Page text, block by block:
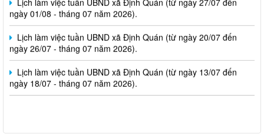
ngày 01/08 - tháng 07 năm 2026).
Lịch làm việc tuần UBND xã Định Quán (từ ngày 20/07 đến
ngày 26/07 - tháng 07 năm 2026).
Lịch làm việc tuần UBND xã Định Quán (từ ngày 13/07 đến
ngày 18/07 - tháng 07 năm 2026).